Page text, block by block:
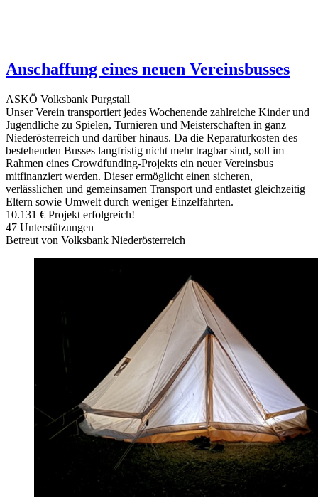
Anschaffung eines neuen Vereinsbusses
ASKÖ Volksbank Purgstall
Unser Verein transportiert jedes Wochenende zahlreiche Kinder und
Jugendliche zu Spielen, Turnieren und Meisterschaften in ganz
Niederösterreich und darüber hinaus. Da die Reparaturkosten des
bestehenden Busses langfristig nicht mehr tragbar sind, soll im
Rahmen eines Crowdfunding-Projekts ein neuer Vereinsbus
mitfinanziert werden. Dieser ermöglicht einen sicheren,
verlässlichen und gemeinsamen Transport und entlastet gleichzeitig
Eltern sowie Umwelt durch weniger Einzelfahrten.
10.131 € Projekt erfolgreich!
47 Unterstützungen
Betreut von Volksbank Niederösterreich